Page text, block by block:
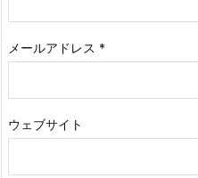
メールアドレス *
ウェブサイト